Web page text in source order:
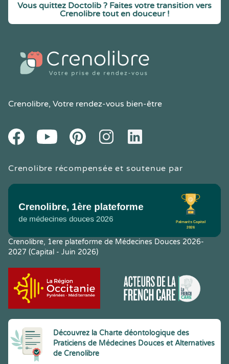
Vous quittez Doctolib ? Faites votre transition vers
Crenolibre tout en douceur !
Crenolibre, Votre rendez-vous bien-être
FacebookYoutube PinteresetInstagramLinkedIn
Crenolibre récompensée et soutenue par
Crenolibre, 1ere plateforme de Médecines Douces 2026-
2027 (Capital - Juin 2026)
Découvrez la Charte déontologique des
Praticiens de Médecines Douces et Alternatives
de Crenolibre